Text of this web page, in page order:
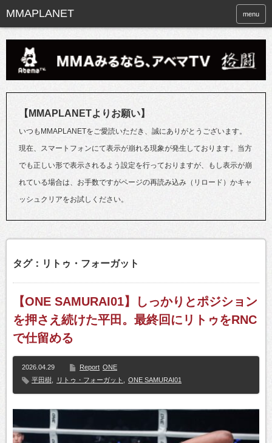
menu
【MMAPLANETよりお願い】
いつもMMAPLANETをご愛読いただき、誠にありがとうございます。
現在、スマートフォンにて表示が崩れる現象が発生しております。当方
でも正しい形で表示されるよう設定を行っておりますが、もし表示が崩
れている場合は、お手数ですがページの再読み込み（リロード）かキャ
ッシュクリアをお試しください。
タグ：リトゥ・フォーガット
【ONE SAMURAI01】しっかりとポジション
を押さえ続けた平田。最終回にリトゥをRNC
で仕留める
2026.04.29 Report ONE
平田樹
リトゥ・フォーガット ONE SAMURAI01